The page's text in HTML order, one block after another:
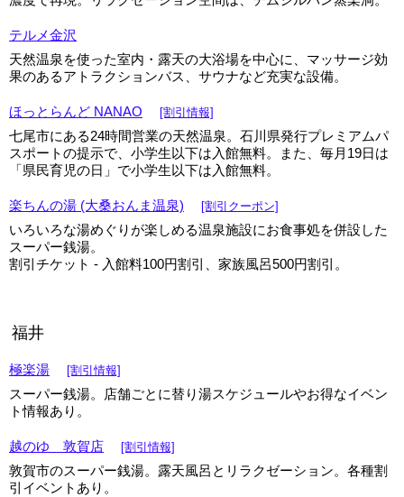
テルメ金沢
天然温泉を使った室内・露天の大浴場を中心に、マッサージ効
果のあるアトラクションバス、サウナなど充実な設備。
ほっとらんど NANAO [割引情報]
七尾市にある24時間営業の天然温泉。石川県発行プレミアムパ
スポートの提示で、小学生以下は入館無料。また、毎月19日は
「県民育児の日」で小学生以下は入館無料。
楽ちんの湯 (大桑おんま温泉) [割引クーポン]
いろいろな湯めぐりが楽しめる温泉施設にお食事処を併設した
スーパー銭湯。
割引チケット - 入館料100円割引、家族風呂500円割引。
福井
極楽湯 [割引情報]
スーパー銭湯。店舗ごとに替り湯スケジュールやお得なイベン
ト情報あり。
越のゆ 敦賀店 [割引情報]
敦賀市のスーパー銭湯。露天風呂とリラクゼーション。各種割
引イベントあり。